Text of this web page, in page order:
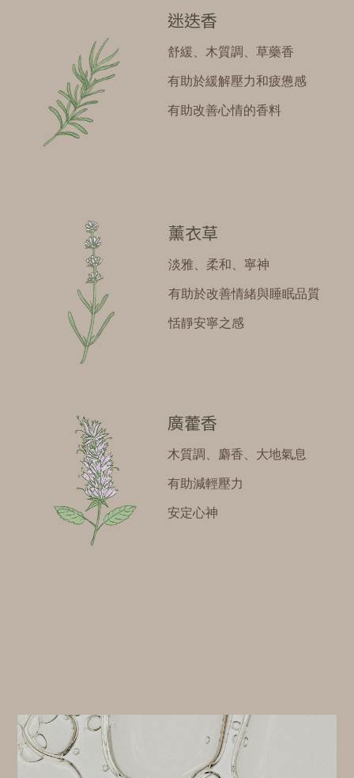
迷迭香
舒緩、木質調、草藥香
有助於緩解壓力和疲憊感
有助改善心情的香料
薰衣草
淡雅、柔和、寧神
有助於改善情緒與睡眠品質
恬靜安寧之感
廣藿香
木質調、麝香、大地氣息
有助減輕壓力
安定心神